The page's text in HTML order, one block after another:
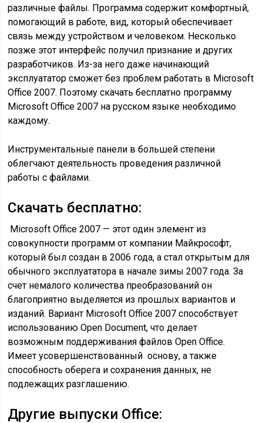
различные файлы. Программа содержит комфортный,
помогающий в работе, вид, который обеспечивает
связь между устройством и человеком. Несколько
позже этот интерфейс получил признание и других
разработчиков. Из-за него даже начинающий
эксплуататор сможет без проблем работать в Microsoft
Office 2007. Поэтому скачать бесплатно программу
Microsoft Office 2007 на русском языке необходимо
каждому.
Инструментальные панели в большей степени
облегчают деятельность проведения различной
работы с файлами.
Скачать бесплатно:
Microsoft Office 2007 — этот один элемент из
совокупности программ от компании Майкрософт,
который был создан в 2006 года, а стал открытым для
обычного эксплуататора в начале зимы 2007 года. За
счет немалого количества преобразований он
благоприятно выделяется из прошлых вариантов и
изданий. Вариант Microsoft Office 2007 способствует
использованию Open Document, что делает
возможным поддерживания файлов Open Office.
Имеет усовершенствованный основу, а также
способность оберега и сохранения данных, не
подлежащих разглашению.
Другие выпуски Office: